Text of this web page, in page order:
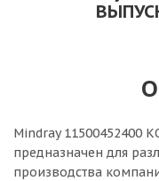
Mindray
предназначен для
производства